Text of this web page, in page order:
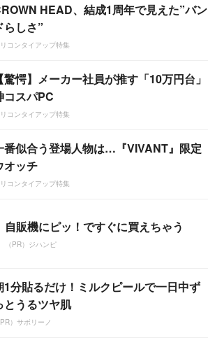
HEAD、結成1周年で見えた”バン
らしさ”
コンタイアップ特集
【驚愕】メーカー社員が推す「10万円台」
コスパPC
コンタイアップ特集
番似合う登場人物は…『VIVANT』限定
オッチ
コンタイアップ特集
自販機にピッ！ですぐに買えちゃう
（PR）ジハンピ
1分貼るだけ！ミルクピールで一日中ず
とうるツヤ肌
PR）サボリーノ